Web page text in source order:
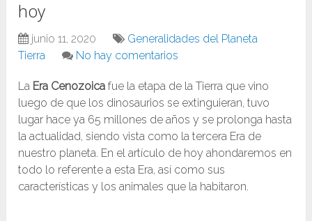
hoy
junio 11, 2020
Generalidades del Planeta
Tierra
No hay comentarios
La Era Cenozoica fue la etapa de la Tierra que vino
luego de que los dinosaurios se extinguieran, tuvo
lugar hace ya 65 millones de años y se prolonga hasta
la actualidad, siendo vista como la tercera Era de
nuestro planeta. En el artículo de hoy ahondaremos en
todo lo referente a esta Era, así como sus
características y los animales que la habitaron.